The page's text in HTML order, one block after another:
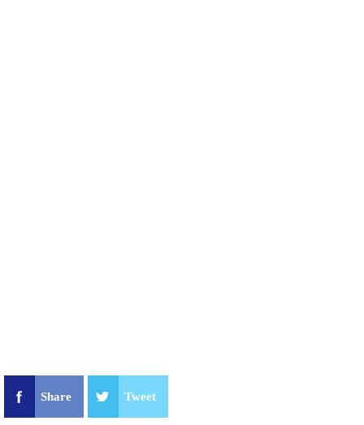
Share Tweet